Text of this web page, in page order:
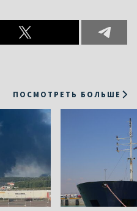
ПОСМОТРЕТЬ БОЛЬШЕ